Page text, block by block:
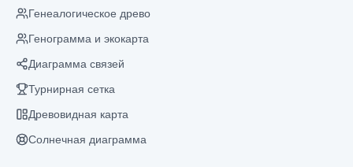
Генеалогическое древо
Генограмма и экокарта
Диаграмма связей
Турнирная сетка
Древовидная карта
Солнечная диаграмма